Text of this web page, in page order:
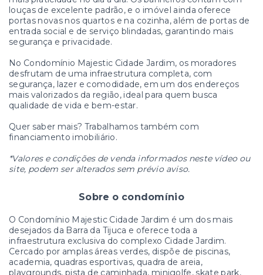
louças de excelente padrão, e o imóvel ainda oferece
portas novas nos quartos e na cozinha, além de portas de
entrada social e de serviço blindadas, garantindo mais
segurança e privacidade.
No Condomínio Majestic Cidade Jardim, os moradores
desfrutam de uma infraestrutura completa, com
segurança, lazer e comodidade, em um dos endereços
mais valorizados da região, ideal para quem busca
qualidade de vida e bem-estar.
Quer saber mais? Trabalhamos também com
financiamento imobiliário.
*Valores e condições de venda informados neste vídeo ou
site, podem ser alterados sem prévio aviso.
Sobre o condomínio
O Condomínio Majestic Cidade Jardim é um dos mais
desejados da Barra da Tijuca e oferece toda a
infraestrutura exclusiva do complexo Cidade Jardim.
Cercado por amplas áreas verdes, dispõe de piscinas,
academia, quadras esportivas, quadra de areia,
playgrounds, pista de caminhada, minigolfe, skate park,